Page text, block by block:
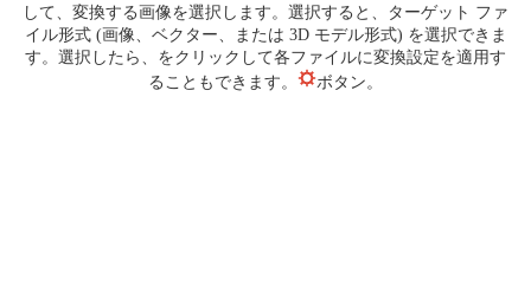
して、変換する画像を選択します。選択すると、ターゲット ファ
イル形式 (画像、ベクター、または 3D モデル形式) を選択できま
す。選択したら、をクリックして各ファイルに変換設定を適用す
ることもできます。
ボタン。